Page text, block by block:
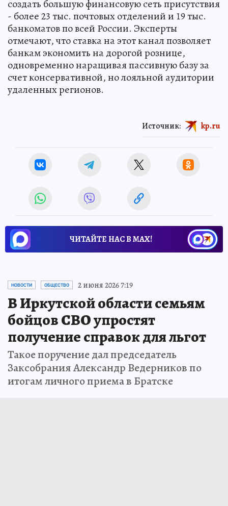
создать большую финансовую сеть присутствия
- более 23 тыс. почтовых отделений и 19 тыс.
банкоматов по всей России. Эксперты
отмечают, что ставка на этот канал позволяет
банкам экономить на дорогой рознице,
одновременно наращивая пассивную базу за
счет консервативной, но лояльной аудитории
удаленных регионов.
Источник: kp.ru
ЧИТАЙТЕ НАС В МАХ!
НОВОСТИ ОБЩЕСТВО 2 июня 2026 7:19
В Иркутской области семьям
бойцов СВО упростят
получение справок для льгот
Такое поручение дал председатель
Заксобрания Александр Ведерников по
итогам личного приема в Братске